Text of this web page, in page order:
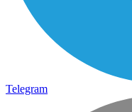
Telegram